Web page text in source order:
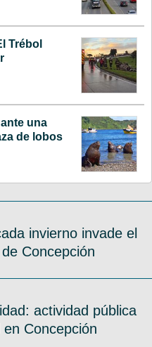
Trébol
una
de lobos
invierno invade el
Concepción
actividad pública
Concepción